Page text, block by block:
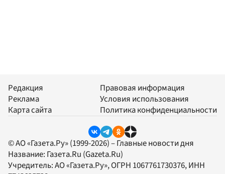
Редакция
Реклама
Карта сайта
Правовая информация
Условия использования
Политика конфиденциальности
© АО «Газета.Ру» (1999-2026) – Главные новости дня
Название: Газета.Ru (Gazeta.Ru)
Учредитель:АО «Газета.Ру», ОГРН 1067761730376, ИНН